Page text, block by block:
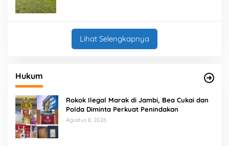
Lihat Selengkapnya
Hukum
Rokok Ilegal Marak di Jambi, Bea Cukai dan
Polda Diminta Perkuat Penindakan
Agustus 8, 2026